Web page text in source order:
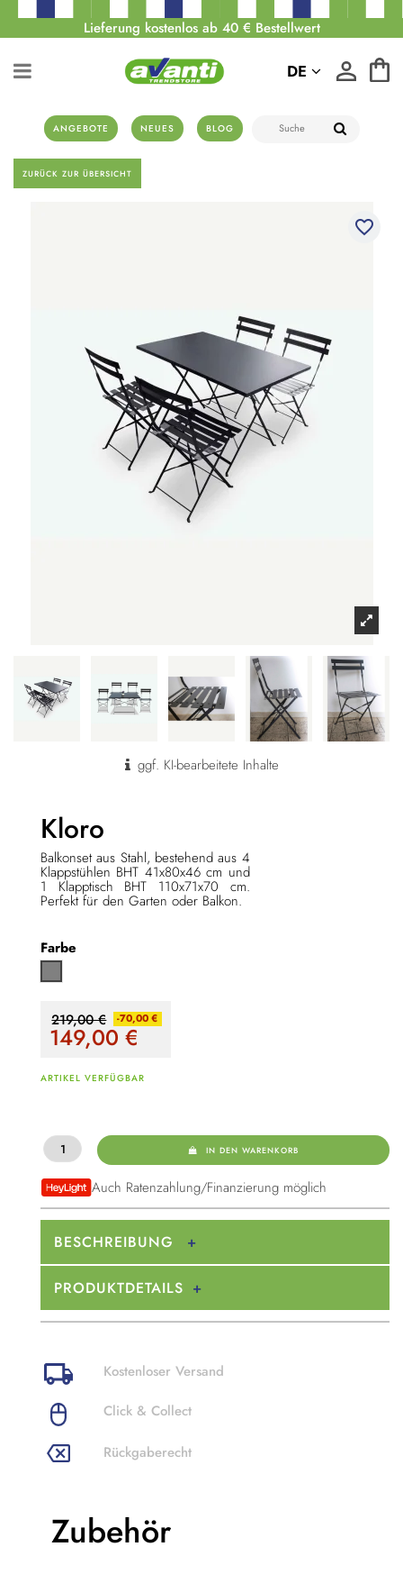
Lieferung kostenlos ab 40 € Bestellwert
ANGEBOTE NEUES BLOG
DE
ZURÜCK ZUR ÜBERSICHT
favorite_border
ggf. KI-bearbeitete Inhalte
Kloro
Balkonset aus Stahl, bestehend aus 4
Klappstühlen BHT 41x80x46 cm und
1 Klapptisch BHT 110x71x70 cm.
Perfekt für den Garten oder Balkon.
Farbe
219,00 € -70,00 €
149,00€
ARTIKEL VERFÜGBAR
IN DEN WARENKORB
Auch Ratenzahlung/Finanzierung möglich
BESCHREIBUNG
PRODUKTDETAILS
Kostenloser Versand
Click & Collect
Rückgaberecht
Zubehör